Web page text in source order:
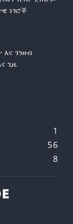
ነገሮች
እና ገንዘብ
ጊዜ
1
56
8